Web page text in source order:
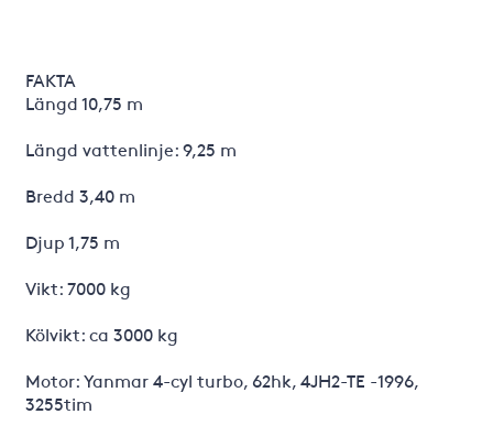
FAKTA
Längd 10,75 m
Längd vattenlinje: 9,25 m
Bredd 3,40 m
Djup 1,75 m
Vikt: 7000 kg
Kölvikt: ca 3000 kg
Motor: Yanmar 4-cyl turbo, 62hk, 4JH2-TE -1996,
3255tim